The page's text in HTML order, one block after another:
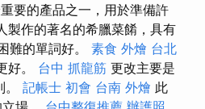
要的產品之一，用於準備許
作的著名的希臘菜餚，具有
難的單詞好。 素食 外燴 台北
好。 台中 抓龍筋 更改主要是
記帳士 初會 台南 外燴 此